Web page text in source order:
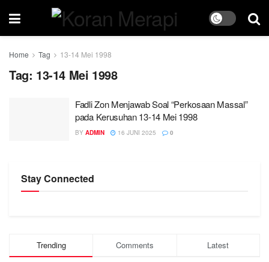
Home Tag 13-14 Mei 1998
Tag: 13-14 Mei 1998
Fadli Zon Menjawab Soal “Perkosaan Massal”
pada Kerusuhan 13-14 Mei 1998
BY ADMIN 16 JUNI 2025 0
Stay Connected
Trending Comments Latest